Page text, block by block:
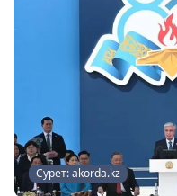
Сурет: akorda.kz